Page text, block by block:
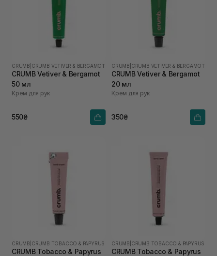
CRUMB CRUMB VETIVER & BERGAMOT
CRUMB Vetiver & Bergamot
50 мл
Крем для рук
550₴
CRUMB CRUMB VETIVER & BERGAMOT
CRUMB Vetiver & Bergamot
20 мл
Крем для рук
350₴
CRUMB CRUMB TOBACCO & PAPYRUS
CRUMB Tobacco & Papyrus
CRUMB CRUMB TOBACCO & PAPYRUS
CRUMB Tobacco & Papyrus